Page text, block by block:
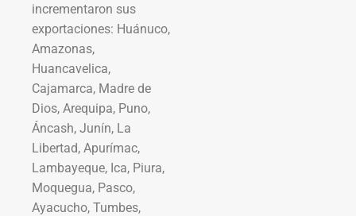
incrementaron sus
exportaciones: Huánuco,
Amazonas,
Huancavelica,
Cajamarca, Madre de
Dios, Arequipa, Puno,
Áncash, Junín, La
Libertad, Apurímac,
Lambayeque, Ica, Piura,
Moquegua, Pasco,
Ayacucho, Tumbes,